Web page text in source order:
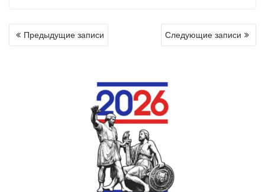
НАВИГАЦИЯ
ПОПредыдущие записи Следующие записи